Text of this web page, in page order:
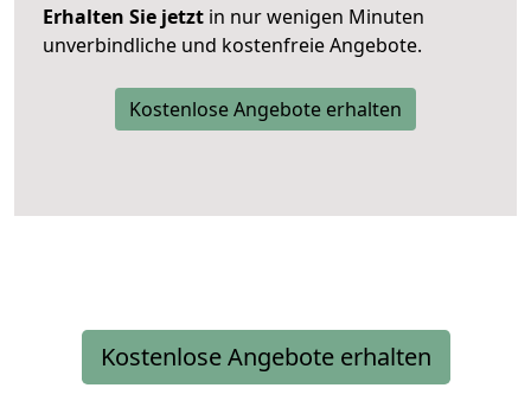
Erhalten Sie jetzt in nur wenigen Minuten
unverbindliche und kostenfreie Angebote.
Kostenlose Angebote erhalten
Kostenlose Angebote erhalten